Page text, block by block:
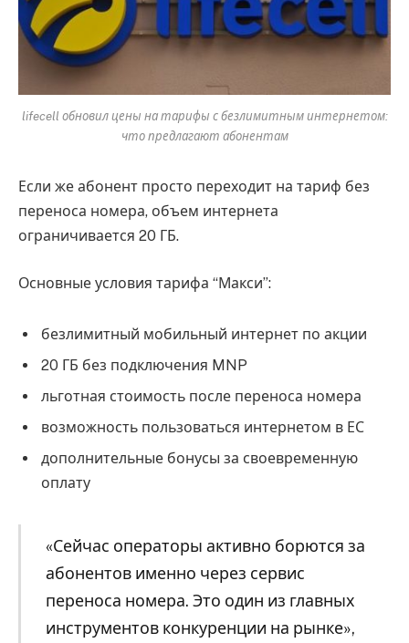
lifecell обновил цены на тарифы с безлимитным интернетом:
что предлагают абонентам
Если же абонент просто переходит на тариф без
переноса номера, объем интернета
ограничивается 20 ГБ.
Основные условия тарифа “Макси”:
безлимитный мобильный интернет по акции
20 ГБ без подключения MNP
льготная стоимость после переноса номера
возможность пользоваться интернетом в ЕС
дополнительные бонусы за своевременную
оплату
«Сейчас операторы активно борются за
абонентов именно через сервис
переноса номера. Это один из главных
инструментов конкуренции на рынке»,